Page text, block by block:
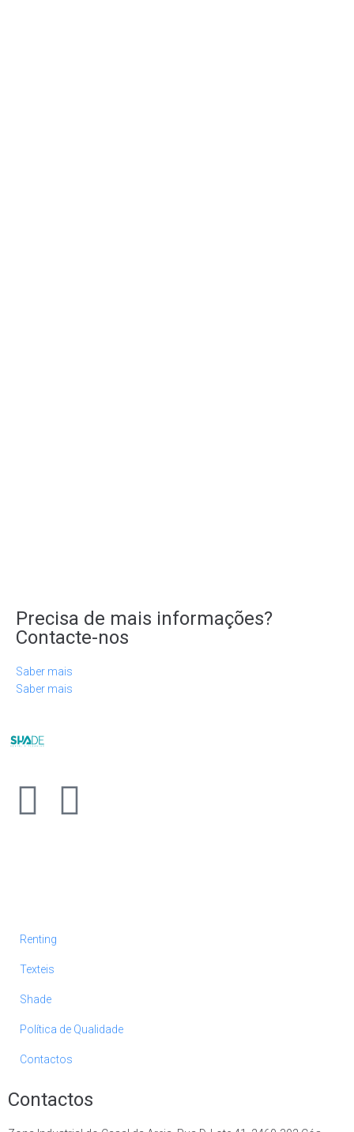
Precisa de mais informações?
Contacte-nos
Saber mais
Saber mais
Renting
Texteis
Shade
Política de Qualidade
Contactos
Contactos